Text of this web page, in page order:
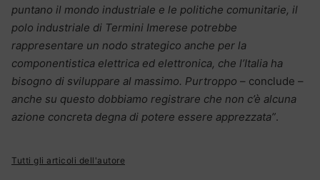
puntano il mondo industriale e le politiche comunitarie, il
polo industriale di Termini Imerese potrebbe
rappresentare un nodo strategico anche per la
componentistica elettrica ed elettronica, che l’Italia ha
bisogno di sviluppare al massimo. Purtroppo – conclude –
anche su questo dobbiamo registrare che non c’è alcuna
azione concreta degna di potere essere apprezzata”.
Tutti gli articoli dell'autore